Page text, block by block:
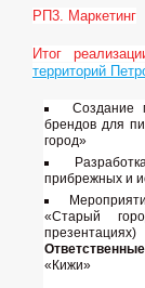
РП3. Маркетинг
Итог
территорий
Создание
брендов для
город»
прибрежных и
«Старый
презентациях)
«Кижи»